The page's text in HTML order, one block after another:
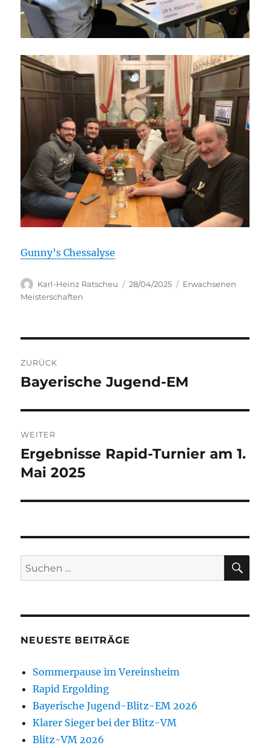
Gunny’s Chessalyse
Autor
Karl-Heinz Ratscheu
Veröffentlicht
28/04/2025 Kategorien
Erwachsenen
Meisterschaften
ZURÜCK
Vorheriger
Bayerische Jugend-EM
WEITER
Nächster
Beitrag:
Ergebnisse Rapid-Turnier am 1.
Mai 2025
Suchen
nach:
NEUESTE BEITRÄGE
Sommerpause im Vereinsheim
Rapid Ergolding
Bayerische Jugend-Blitz-EM 2026
Klarer Sieger bei der Blitz-VM
Blitz-VM 2026